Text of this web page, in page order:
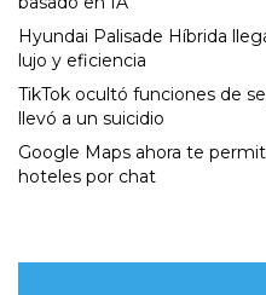
Hyundai Palisade Híbrida
lujo y eficiencia
TikTok ocultó funciones de
llevó a un suicidio
Google Maps ahora te
hoteles por chat